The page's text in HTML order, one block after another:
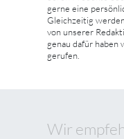
gerne eine
Gleichzeitig
von unserer
genau dafür haben
gerufen.
Wir